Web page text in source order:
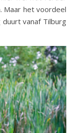
Maar het voordeel
vanaf Tilburg